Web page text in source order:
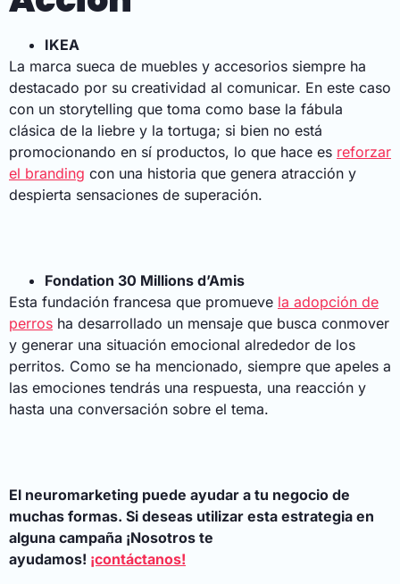
IKEA
La marca sueca de muebles y accesorios siempre ha
destacado por su creatividad al comunicar. En este caso
con un storytelling que toma como base la fábula
clásica de la liebre y la tortuga; si bien no está
promocionando en sí productos, lo que hace es reforzar
el branding con una historia que genera atracción y
despierta sensaciones de superación.
Fondation 30 Millions d’Amis
Esta fundación francesa que promueve la adopción de
perros ha desarrollado un mensaje que busca conmover
y generar una situación emocional alrededor de los
perritos. Como se ha mencionado, siempre que apeles a
las emociones tendrás una respuesta, una reacción y
hasta una conversación sobre el tema.
El neuromarketing puede ayudar a tu negocio de
muchas formas. Si deseas utilizar esta estrategia en
alguna campaña ¡Nosotros te
ayudamos! ¡contáctanos!